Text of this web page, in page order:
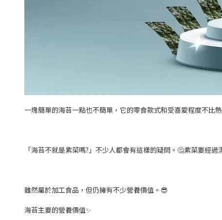
一塊簡單的海苔一點也不簡單，它的零食款式和受喜愛程度不比
「海苔不就是紫菜嗎?」不少人都會有這樣的疑問。🤔紫菜要經
雖然屬於加工食品，但仍擁有不少營養價值。😎
海苔主要的營養價值✨